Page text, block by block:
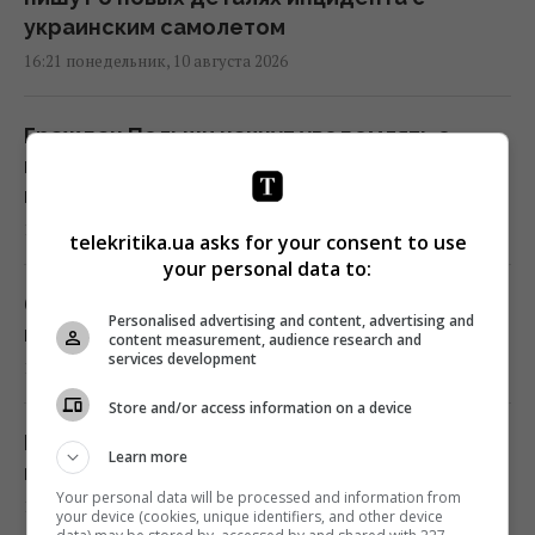
украинским самолетом
16:21 понедельник, 10 августа 2026
Граждан Польши начнут уведомлять о
взлете авиации во время российских атак
на Украину
6 уникальных функций Samsung, которых
нет ни в одном другом Android-смартфоне
16:20 понедельник, 10 августа 2026
Нацбанк ослабил гривню: официальный
курс валют на 11 августа
16:16 понедельник, 10 августа 2026
telekritika.ua asks for your consent to use
your personal data to:
Personalised advertising and content, advertising and
content measurement, audience research and
services development
Store and/or access information on a device
Learn more
Your personal data will be processed and information from
your device (cookies, unique identifiers, and other device